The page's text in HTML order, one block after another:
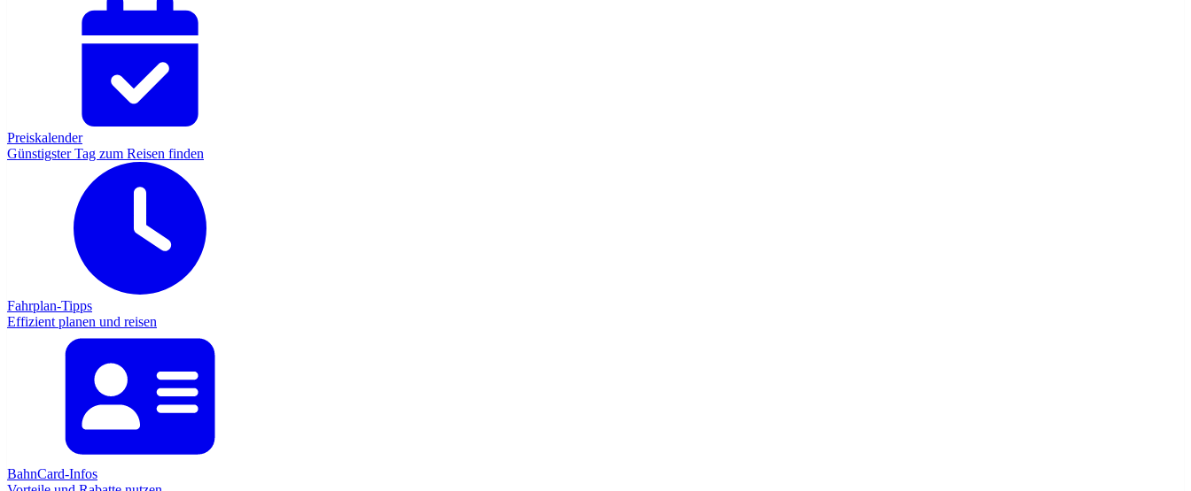
Preiskalender
Günstigster Tag zum Reisen finden
Fahrplan-Tipps
Effizient planen und reisen
BahnCard-Infos